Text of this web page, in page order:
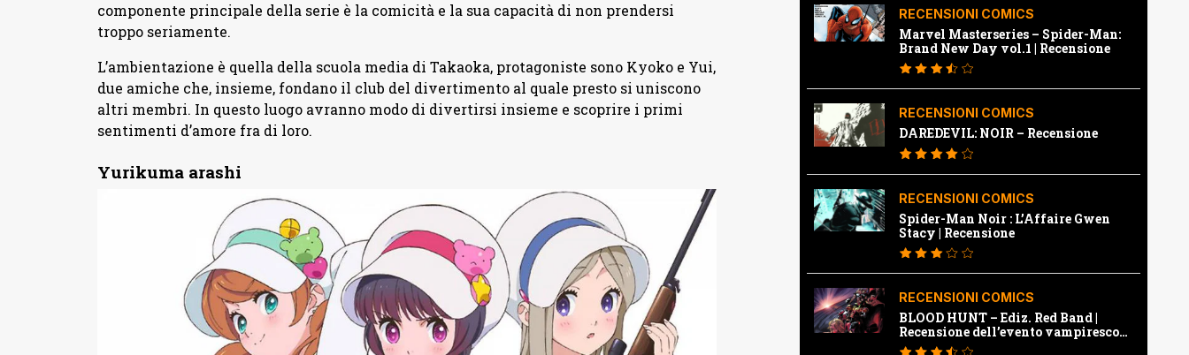
componente principale della serie è la comicità e la sua capacità di non prendersi
troppo seriamente.
L’ambientazione è quella della scuola media di Takaoka, protagoniste sono Kyoko e Yui,
due amiche che, insieme, fondano il club del divertimento al quale presto si uniscono
altri membri. In questo luogo avranno modo di divertirsi insieme e scoprire i primi
sentimenti d’amore fra di loro.
Yurikuma arashi
RECENSIONI COMICS
Marvel Masterseries – Spider-Man:
Brand New Day vol.1 | Recensione
RECENSIONI COMICS
DAREDEVIL: NOIR – Recensione
RECENSIONI COMICS
Spider-Man Noir : L’Affaire Gwen
Stacy | Recensione
RECENSIONI COMICS
BLOOD HUNT – Ediz. Red Band |
Recensione dell’evento vampiresco
della Marvel